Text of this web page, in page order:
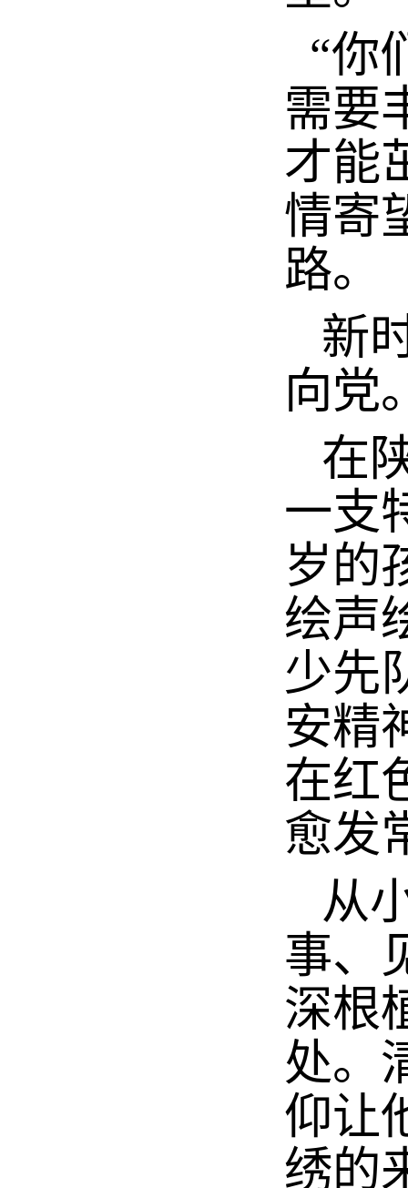
“你
需要
才能
情寄
路。
新
向党
在
一支
岁的
绘声
少先
安精
在红
愈发
从
事、
深根
处。
仰让
绣的